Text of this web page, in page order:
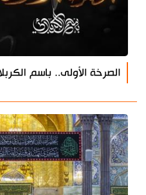
الصرخة الأولى.. باسم